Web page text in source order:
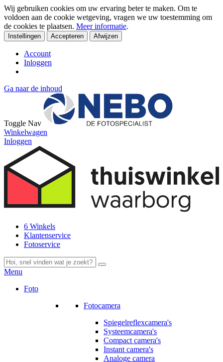
Wij gebruiken cookies om uw ervaring beter te maken. Om te
voldoen aan de cookie wetgeving, vragen we uw toestemming om
de cookies te plaatsen. Meer informatie.
Instellingen Accepteren Afwijzen
Account
Inloggen
Ga naar de inhoud
Toggle Nav
Winkelwagen
Inloggen
6 Winkels
Klantenservice
Fotoservice
Menu
Foto
Fotocamera
Spiegelreflexcamera's
Systeemcamera's
Compact camera's
Instant camera's
Analoge camera